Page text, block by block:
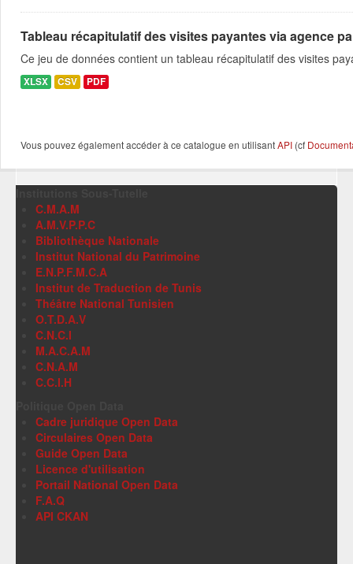
Tableau récapitulatif des visites payantes via agence
Ce jeu de données contient un tableau récapitulatif des visites
XLSX CSV PDF
Vous pouvez également accéder à ce catalogue en utilisantAPI (cf
C.M.A.M
A.M.V.P.P.C
Bibliothèque Nationale
Institut National du Patrimoine
E.N.P.F.M.C.A
Institut de Traduction de Tunis
Théâtre National Tunisien
O.T.D.A.V
C.N.C.I
M.A.C.A.M
C.N.A.M
C.C.I.H
Cadre juridique Open Data
Circulaires Open Data
Guide Open Data
Licence d'utilisation
Portail National Open Data
F.A.Q
API CKAN